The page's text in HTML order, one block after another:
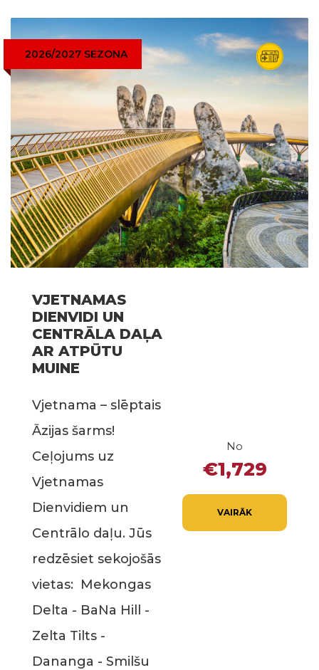
2026/2027 SEZONA
VJETNAMAS
DIENVIDI UN
CENTRĀLA DAĻA
AR ATPŪTU
MUINE
Vjetnama – slēptais
Āzijas šarms!
Ceļojums uz
Vjetnamas
Dienvidiem un
Centrālo daļu. Jūs
redzēsiet sekojošās
vietas: Mekongas
Delta - BaNa Hill -
Zelta Tilts -
Dananga - Smilšu
No
€1,729
VAIRĀK